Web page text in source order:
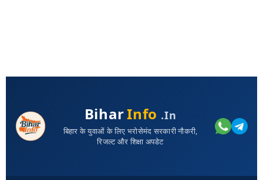
BiharInfo .in
बिहार के युवाओं के लिए भरोसेमंद सरकारी नौकरी,
रिजल्ट और शिक्षा अपडेट